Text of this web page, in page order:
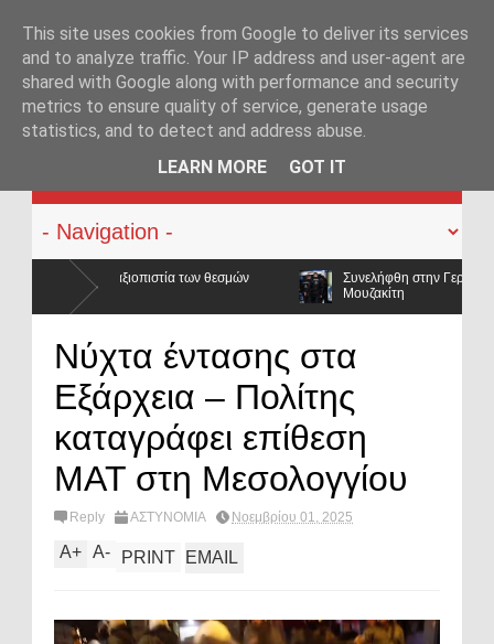
KATEHACKER
Συνελήφθη στην Γερμανία ο καταζητούμενος για τις
Νύχτα έντασης στα
Εξάρχεια – Πολίτης
καταγράφει επίθεση
ΜΑΤ στη Μεσολογγίου
Reply ΑΣΤΥΝΟΜΙΑ Νοεμβρίου 01, 2025
A+ A- PRINT EMAIL
This site uses cookies from Google to deliver its services
and to analyze traffic. Your IP address and user-agent are
shared with Google along with performance and security
metrics to ensure quality of service, generate usage
statistics, and to detect and address abuse.
LEARN MORE
GOT IT